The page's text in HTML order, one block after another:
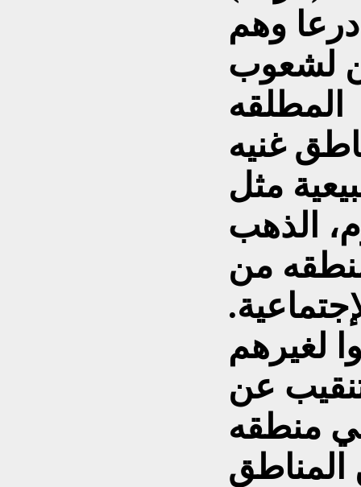
وهم
لشعوب
المطلقه
غنيه
مثل
الذهب
من
لغيرهم
عن
منطقه
المناطق